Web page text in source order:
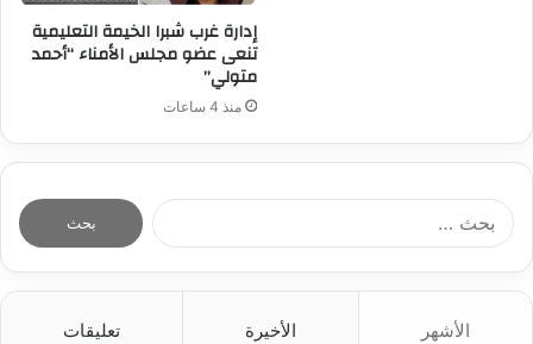
إدارة غرب شبرا الخيمة التعليمية
تنعى عضو مجلس الأمناء “أحمد
متولي”
منذ 4 ساعات
الأشهر الأخيرة تعليقات